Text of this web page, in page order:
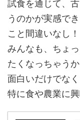
試食を通じて、
うのかが実感で
こと間違いなし！
みんなも、ちょ
たくなっちゃうか
面白いだけでな
特に食や農業に